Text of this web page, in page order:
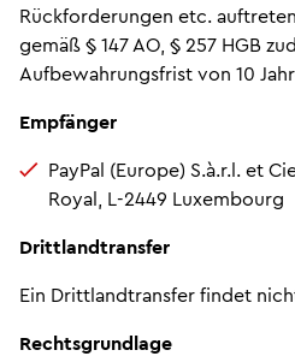
Rückforderungen etc.
gemäß § 147 AO, § 257 HGB
Aufbewahrungsfrist von 10
Empfänger
PayPal (Europe) S.à.r.l. et
Royal, L-2449 Luxembourg
Drittlandtransfer
Ein Drittlandtransfer findet
Rechtsgrundlage